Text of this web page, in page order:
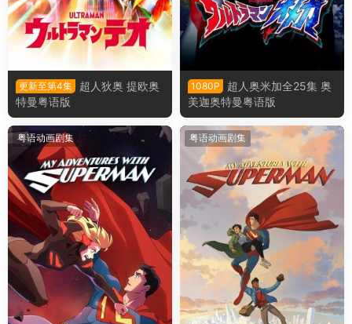
更新至第4集
超人狄奥 提欧奥
特曼粤语版
1080P
超人奥米加全25集 奥
美迦奥特曼粤语版
粤语动画剧集 粤语动画剧集